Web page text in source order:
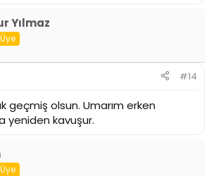
Yılmaz
#14
geçmiş olsun. Umarım erken
yeniden kavuşur.